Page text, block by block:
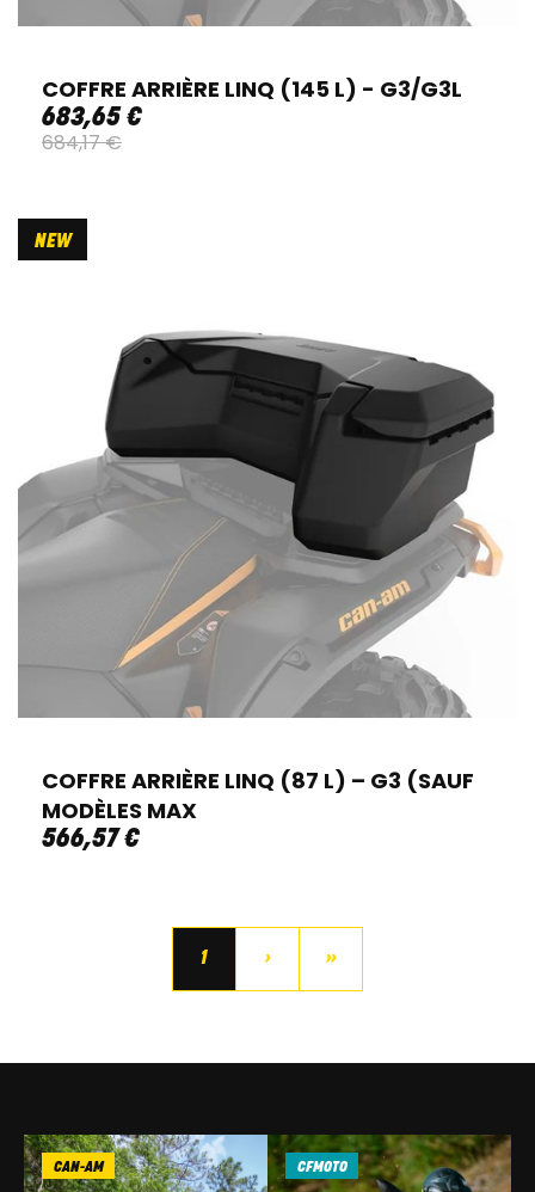
COFFRE ARRIÈRE LINQ (145 L) - G3/G3L
683,65 €
684,17€
NEW
COFFRE ARRIÈRE LINQ (87 L) – G3 (SAUF
MODÈLES MAX
566,57€
1 › »
CAN-AM CFMOTO